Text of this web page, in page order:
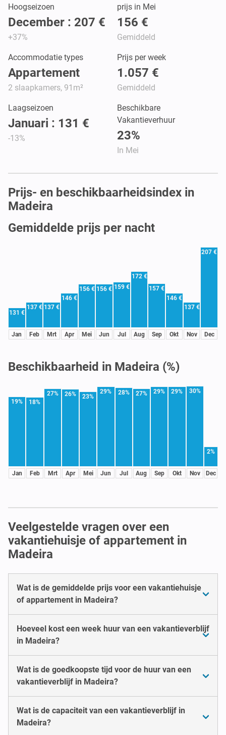
Hoogseizoen
December : 207 €
+37%
prijs in Mei
156 €
Gemiddeld
Accommodatie types
Appartement
2 slaapkamers, 91m²
Prijs per week
1.057 €
Gemiddeld
Laagseizoen
Januari : 131 €
-13%
Beschikbare
Vakantieverhuur
23%
In Mei
Prijs- en beschikbaarheidsindex in
Madeira
Gemiddelde prijs per nacht
131 €
Jan
137 €
Feb
137 €
Mrt
146 €
Apr
156 €
Mei
156 €
Jun
159 €
Jul
172 €
Aug
157 €
Sep
146 €
Okt
137 €
Nov
207 €
Dec
Beschikbaarheid in Madeira (%)
19%
Jan
18%
Feb
27%
Mrt
26%
Apr
23%
Mei
29%
Jun
28%
Jul
27%
Aug
29%
Sep
29%
Okt
30%
Nov
2%
Dec
Veelgestelde vragen over een
vakantiehuisje of appartement in
Madeira
Wat is de gemiddelde prijs voor een vakantiehuisje
of appartement in Madeira?
Hoeveel kost een week huur van een vakantieverblijf
in Madeira?
Wat is de goedkoopste tijd voor de huur van een
vakantieverblijf in Madeira?
Wat is de capaciteit van een vakantieverblijf in
Madeira?